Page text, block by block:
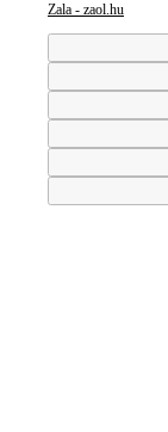
Zala - zaol.hu